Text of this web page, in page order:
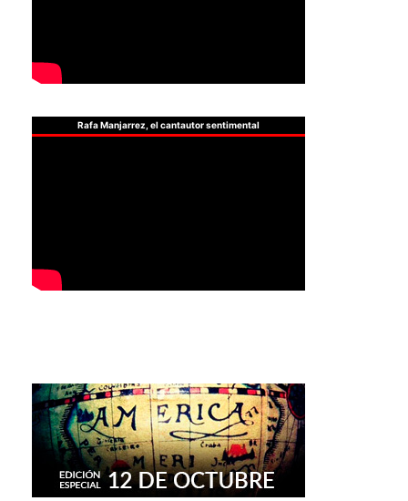
Rafa Manjarrez, el cantautor sentimental